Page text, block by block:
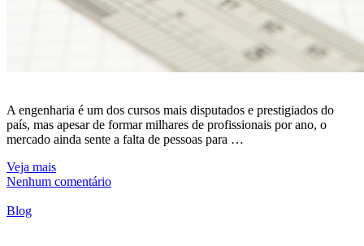
A engenharia é um dos cursos mais disputados e prestigiados do
país, mas apesar de formar milhares de profissionais por ano, o
mercado ainda sente a falta de pessoas para …
Veja mais
Nenhum comentário
Blog